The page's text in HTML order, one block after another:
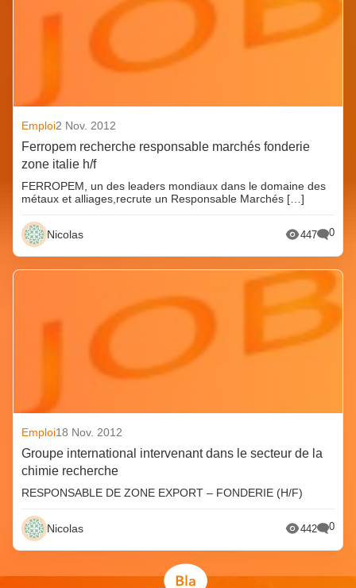
Emploi2 Nov. 2012
Ferropem recherche responsable marchés fonderie
zone italie h/f
FERROPEM, un des leaders mondiaux dans le domaine des
métaux et alliages,recrute un Responsable Marchés […]
Nicolas 447 0
Emploi18 Nov. 2012
Groupe international intervenant dans le secteur de la
chimie recherche
RESPONSABLE DE ZONE EXPORT – FONDERIE (H/F)
Nicolas 442 0